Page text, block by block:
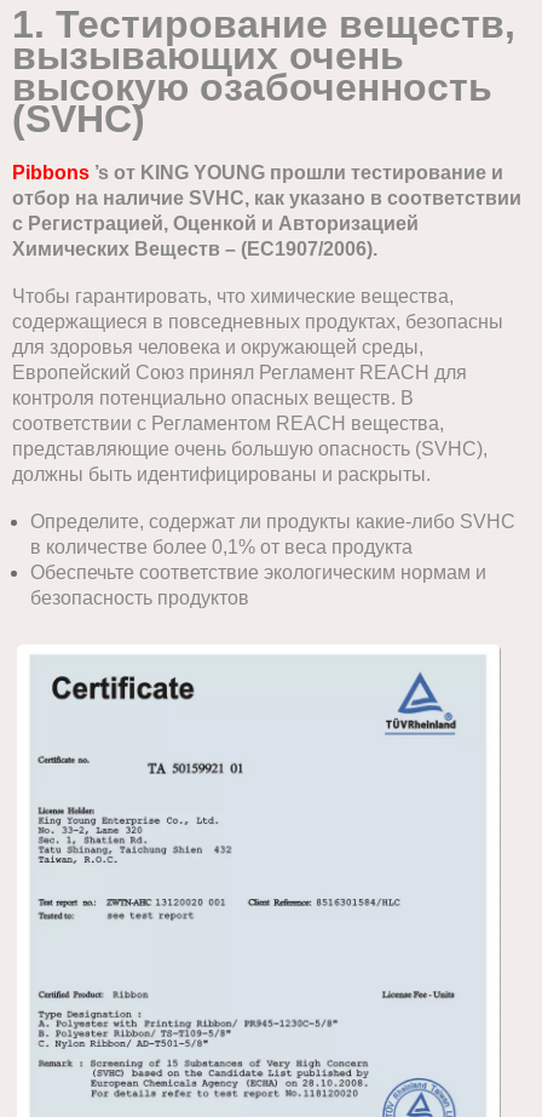
1. Тестирование веществ,
вызывающих очень
высокую озабоченность
(SVHC)
Рibbons ’s от KING YOUNG прошли тестирование и
отбор на наличие SVHC, как указано в соответствии
с Регистрацией, Оценкой и Авторизацией
Химических Веществ – (EC1907/2006).
Чтобы гарантировать, что химические вещества,
содержащиеся в повседневных продуктах, безопасны
для здоровья человека и окружающей среды,
Европейский Союз принял Регламент REACH для
контроля потенциально опасных веществ. В
соответствии с Регламентом REACH вещества,
представляющие очень большую опасность (SVHC),
должны быть идентифицированы и раскрыты.
Определите, содержат ли продукты какие-либо SVHC
в количестве более 0,1% от веса продукта
Обеспечьте соответствие экологическим нормам и
безопасность продуктов